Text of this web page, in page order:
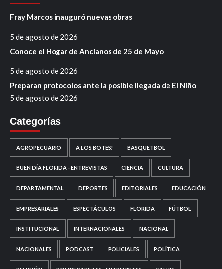
Fray Marcos inauguró nuevas obras
5 de agosto de 2026
Conoce el Hogar de Ancianos de 25 de Mayo
5 de agosto de 2026
Preparan protocolos ante la posible llegada de El Niño
5 de agosto de 2026
Categorías
AGROPECUARIO A LOS BOTES! BASQUETBOL
BUEN DÍA FLORIDA - ENTREVISTAS CIENCIA CULTURA
DEPARTAMENTAL DEPORTES EDITORIALES EDUCACIÓN
EMPRESARIALES ESPECTÁCULOS FLORIDA FÚTBOL
INSTITUCIONAL INTERNACIONALES NACIONAL
NACIONALES PODCAST POLICIALES POLÍTICA